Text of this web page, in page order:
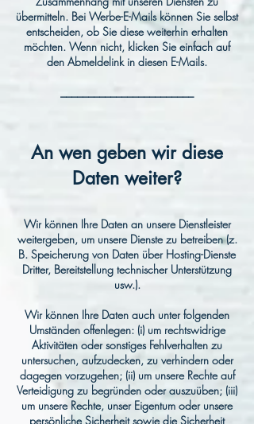
übermitteln. Bei Werbe-E-Mails können Sie selbst
entscheiden, ob Sie diese weiterhin erhalten
möchten. Wenn nicht, klicken Sie einfach auf
den Abmeldelink in diesen E-Mails.
An wen geben wir diese
Daten weiter?
Wir können Ihre Daten an unsere Dienstleister
weitergeben, um unsere Dienste zu betreiben (z.
B. Speicherung von Daten über Hosting-Dienste
Dritter, Bereitstellung technischer Unterstützung
usw.).
Wir können Ihre Daten auch unter folgenden
Umständen offenlegen: (i) um rechtswidrige
Aktivitäten oder sonstiges Fehlverhalten zu
untersuchen, aufzudecken, zu verhindern oder
dagegen vorzugehen; (ii) um unsere Rechte auf
Verteidigung zu begründen oder auszuüben; (iii)
um unsere Rechte, unser Eigentum oder unsere
persönliche Sicherheit sowie die Sicherheit